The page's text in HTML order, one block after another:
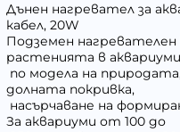
Дънен нагревател за
кабел, 20W
Подземен нагревателен
растенията в
по модела на
долната покривка,
насърчаване на
За аквариуми от 100 до